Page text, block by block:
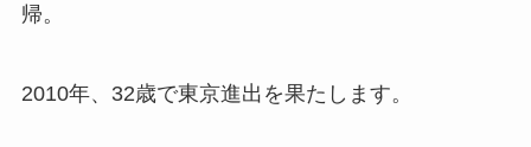
帰。
2010年、32歳で東京進出を果たします。